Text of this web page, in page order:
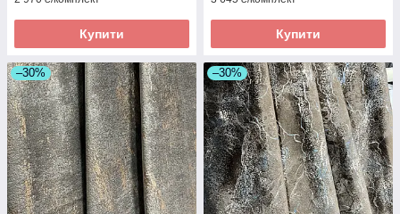
Купити Купити
–30% –30%